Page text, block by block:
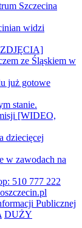
Szczecina
widzi
ZDJĘCIA]
ze Śląskiem w
już gotowe
stanie.
[WIDEO,
dziecięcej
w zawodach na
510 777 222
Publicznej
DUŻY